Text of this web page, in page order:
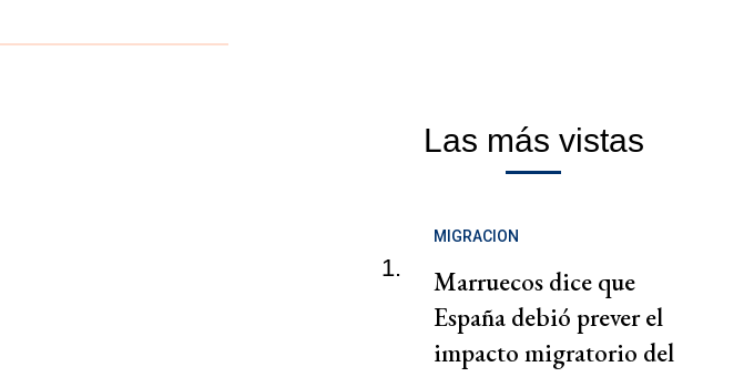
Las más vistas
1.
MIGRACION
Marruecos dice que
España debió prever el
impacto migratorio del